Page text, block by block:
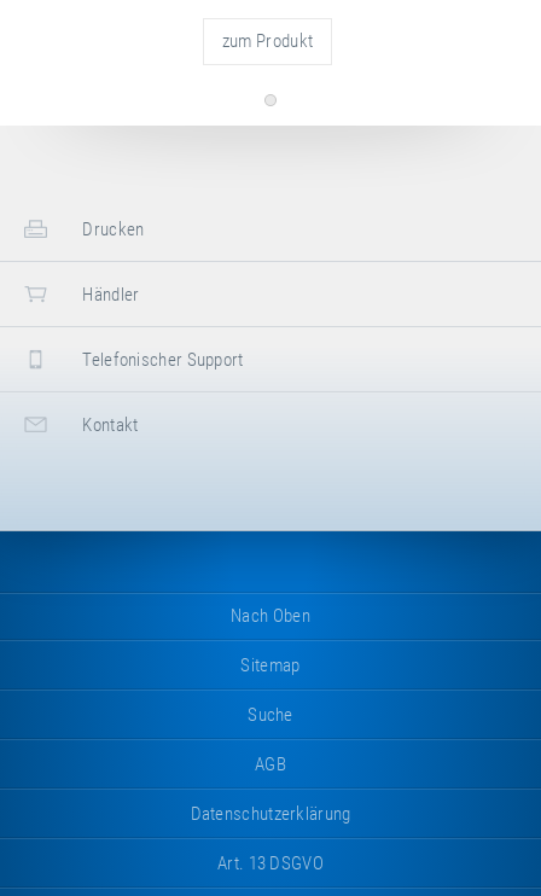
zum Produkt
Drucken
Händler
Telefonischer Support
Kontakt
Nach Oben
Sitemap
Suche
AGB
Datenschutzerklärung
Art. 13 DSGVO